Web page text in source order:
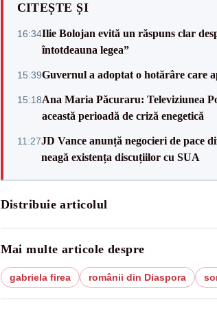
CITEȘTE ȘI
16:34Ilie Bolojan evită un răspuns clar
întotdeauna legea”
15:39Guvernul a adoptat o hotărâre care
15:18Ana Maria Păcuraru: Televiziunea
această perioadă de criză enegetică
11:27JD Vance anunță negocieri de pace
neagă existența discuțiilor cu SUA
Distribuie articolul
Mai multe articole despre
gabriela firea românii din Diaspora